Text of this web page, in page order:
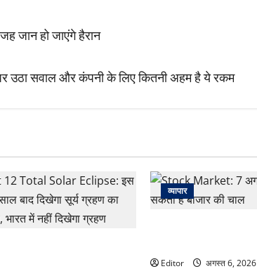
जान हो जाएंगे हैरान
पर उठा सवाल और कंपनी के लिए कितनी अहम है ये रकम
व्यापार
Editor अगस्त 6, 2026